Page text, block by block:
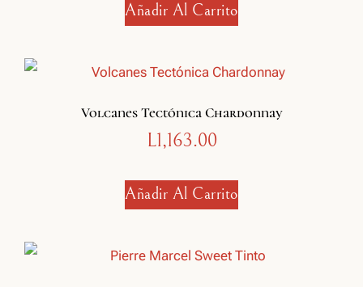
Añadir Al Carrito
Volcanes Tectónica Chardonnay
L1,163.00
Añadir Al Carrito